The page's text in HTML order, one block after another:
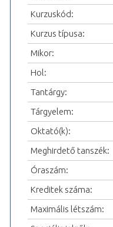
Kurzuskód:
Kurzus típusa:
Mikor:
Hol:
Tantárgy:
Tárgyelem:
Oktató(k):
Meghirdető tanszék:
Óraszám:
Kreditek száma:
Maximális létszám: